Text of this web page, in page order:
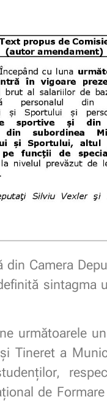
Camera
sintagma
următoarele
Tineret a
de